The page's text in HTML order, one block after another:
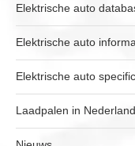
Elektrische auto
Elektrische auto
Elektrische auto
Laadpalen in Nederland